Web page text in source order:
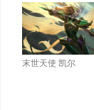
末世天使 凯尔